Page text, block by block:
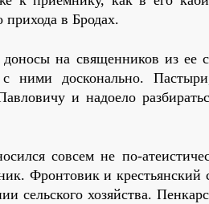
прихода в Бродах.
на священников из ее
с ними досконально.
и надоело
совсем не по-
Фронтовик и крестьянский
хозяйства.